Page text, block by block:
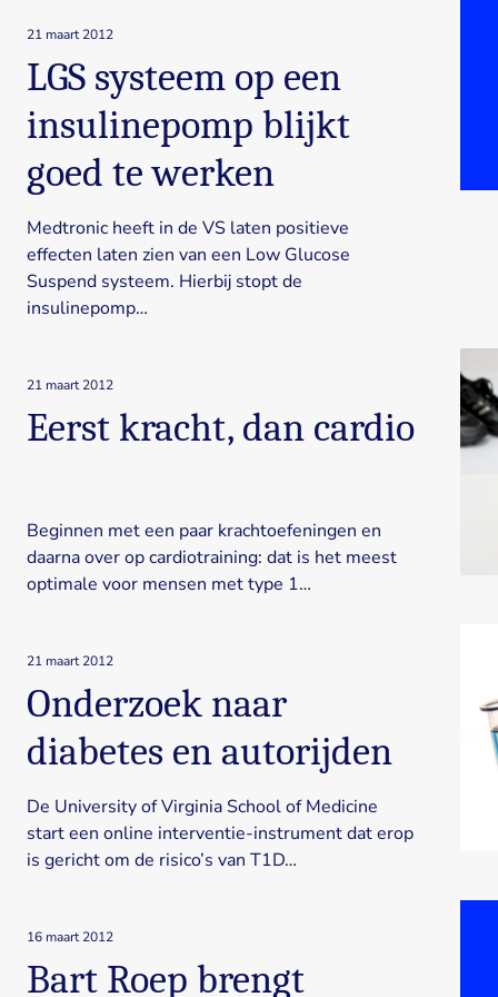
21 maart 2012
LGS systeem op een
insulinepomp blijkt
goed te werken
Medtronic heeft in de VS laten positieve
effecten laten zien van een Low Glucose
Suspend systeem. Hierbij stopt de
insulinepomp…
21 maart 2012
Eerst kracht, dan cardio
Beginnen met een paar krachtoefeningen en
daarna over op cardiotraining: dat is het meest
optimale voor mensen met type 1…
21 maart 2012
Onderzoek naar
diabetes en autorijden
De University of Virginia School of Medicine
start een online interventie-instrument dat erop
is gericht om de risico’s van T1D…
16 maart 2012
Bart Roep brengt